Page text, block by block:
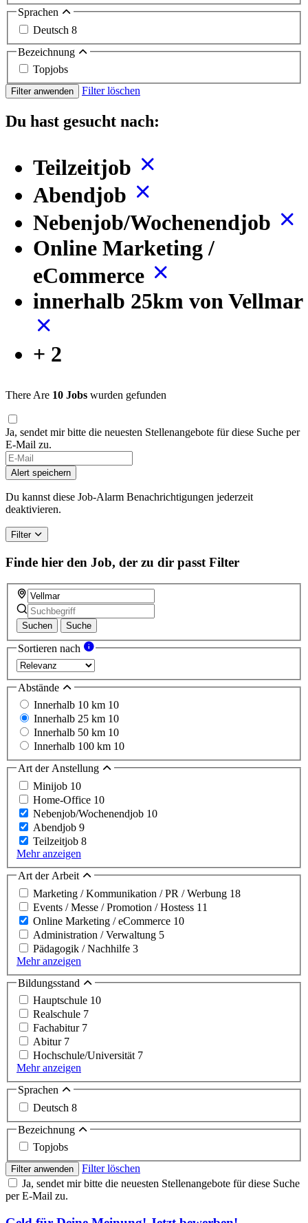
Sprachen
Deutsch 8
Bezeichnung
Topjobs
Filter anwenden Filter löschen
Du hast gesucht nach:
Teilzeitjob
Abendjob
Nebenjob/Wochenendjob
Online Marketing /
eCommerce
innerhalb 25km von Vellmar
+ 2
There Are 10 Jobs wurden gefunden
Ja, sendet mir bitte die neuesten Stellenangebote für diese Suche per
E-Mail zu.
If
you
are
a
human,
this
field
Alert speichern
Du kannst diese Job-Alarm Benachrichtigungen jederzeit
deaktivieren.
Filter
Finde hier den Job, der zu dir passt Filter
Suchen Suche
Sortieren nach
Abstände
Innerhalb 10 km 10
Innerhalb 25 km 10
Innerhalb 50 km 10
Innerhalb 100 km 10
Art der Anstellung
Minijob 10
Home-Office 10
Nebenjob/Wochenendjob 10
Abendjob 9
Teilzeitjob 8
Mehr anzeigen
Art der Arbeit
Marketing / Kommunikation / PR / Werbung 18
Events / Messe / Promotion / Hostess 11
Online Marketing / eCommerce 10
Administration / Verwaltung 5
Pädagogik / Nachhilfe 3
Mehr anzeigen
Bildungsstand
Hauptschule 10
Realschule 7
Fachabitur 7
Abitur 7
Hochschule/Universität 7
Mehr anzeigen
Sprachen
Deutsch 8
Bezeichnung
Topjobs
Filter anwenden
Filter löschen
Ja, sendet mir bitte die neuesten Stellenangebote für diese Suche
per E-Mail zu.